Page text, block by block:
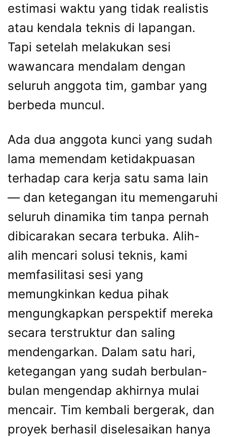
estimasi waktu yang tidak realistis
atau kendala teknis di lapangan.
Tapi setelah melakukan sesi
wawancara mendalam dengan
seluruh anggota tim, gambar yang
berbeda muncul.
Ada dua anggota kunci yang sudah
lama memendam ketidakpuasan
terhadap cara kerja satu sama lain
— dan ketegangan itu memengaruhi
seluruh dinamika tim tanpa pernah
dibicarakan secara terbuka. Alih-
alih mencari solusi teknis, kami
memfasilitasi sesi yang
memungkinkan kedua pihak
mengungkapkan perspektif mereka
secara terstruktur dan saling
mendengarkan. Dalam satu hari,
ketegangan yang sudah berbulan-
bulan mengendap akhirnya mulai
mencair. Tim kembali bergerak, dan
proyek berhasil diselesaikan hanya